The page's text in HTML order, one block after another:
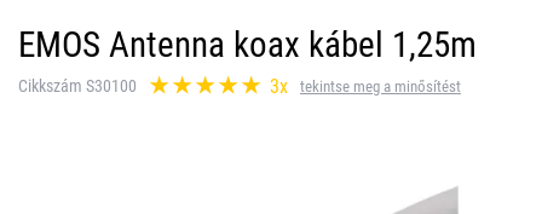
EMOS Antenna koax kábel 1,25m
Cikkszám S30100 3x tekintse meg a minősítést